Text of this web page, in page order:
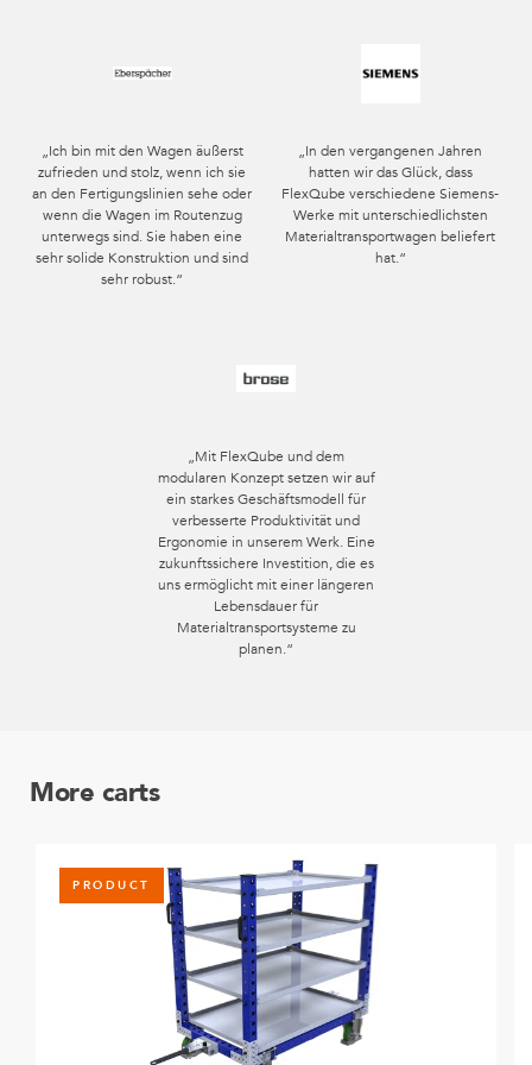
„Ich bin mit den Wagen äußerst
zufrieden und stolz, wenn ich sie
an den Fertigungslinien sehe oder
wenn die Wagen im Routenzug
unterwegs sind. Sie haben eine
sehr solide Konstruktion und sind
sehr robust.“
„In den vergangenen Jahren
hatten wir das Glück, dass
FlexQube verschiedene Siemens-
Werke mit unterschiedlichsten
Materialtransportwagen beliefert
hat.“
„Mit FlexQube und dem
modularen Konzept setzen wir auf
ein starkes Geschäftsmodell für
verbesserte Produktivität und
Ergonomie in unserem Werk. Eine
zukunftssichere Investition, die es
uns ermöglicht mit einer längeren
Lebensdauer für
Materialtransportsysteme zu
planen.“
More carts
PRODUCT